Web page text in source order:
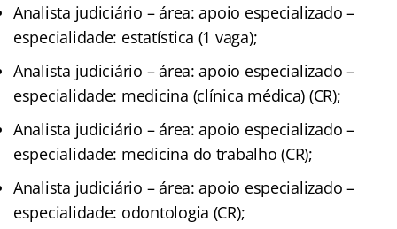
Analista judiciário – área: apoio especializado –
especialidade: estatística (1 vaga);
Analista judiciário – área: apoio especializado –
especialidade: medicina (clínica médica) (CR);
Analista judiciário – área: apoio especializado –
especialidade: medicina do trabalho (CR);
Analista judiciário – área: apoio especializado –
especialidade: odontologia (CR);